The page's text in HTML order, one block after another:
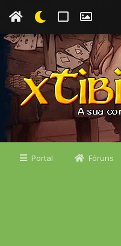
Portal Fóruns